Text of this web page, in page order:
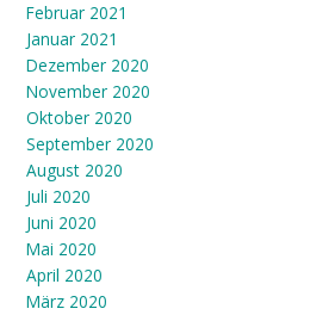
Februar 2021
Januar 2021
Dezember 2020
November 2020
Oktober 2020
September 2020
August 2020
Juli 2020
Juni 2020
Mai 2020
April 2020
März 2020